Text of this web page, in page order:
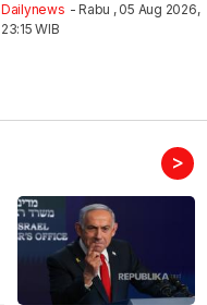
Dailynews - Rabu , 05 Aug 2026,
23:15 WIB
>